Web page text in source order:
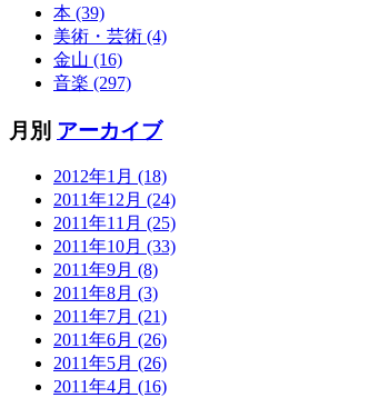
本 (39)
美術・芸術 (4)
金山 (16)
音楽 (297)
月別 アーカイブ
2012年1月 (18)
2011年12月 (24)
2011年11月 (25)
2011年10月 (33)
2011年9月 (8)
2011年8月 (3)
2011年7月 (21)
2011年6月 (26)
2011年5月 (26)
2011年4月 (16)